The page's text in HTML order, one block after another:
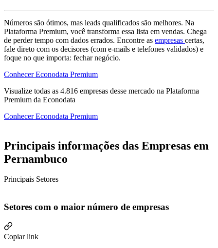
Números são ótimos, mas leads qualificados são melhores. Na
Plataforma Premium, você transforma essa lista em vendas. Chega
de perder tempo com dados errados. Encontre as empresas certas,
fale direto com os decisores (com e-mails e telefones validados) e
foque no que importa: fechar negócio.
Conhecer Econodata Premium
Visualize todas as 4.816 empresas desse mercado na Plataforma
Premium da Econodata
Conhecer Econodata Premium
Principais informações das Empresas em
Pernambuco
Principais Setores
Setores com o maior número de empresas
Copiar link